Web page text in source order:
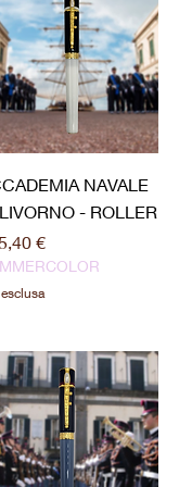
Vista rapidaNAVALE
- ROLLER
€
esclusa